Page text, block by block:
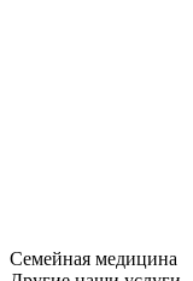
Семейная медицина